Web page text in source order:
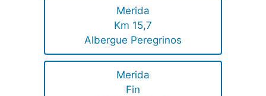
Merida
Km 15,7
Albergue Peregrinos
Merida
Fin